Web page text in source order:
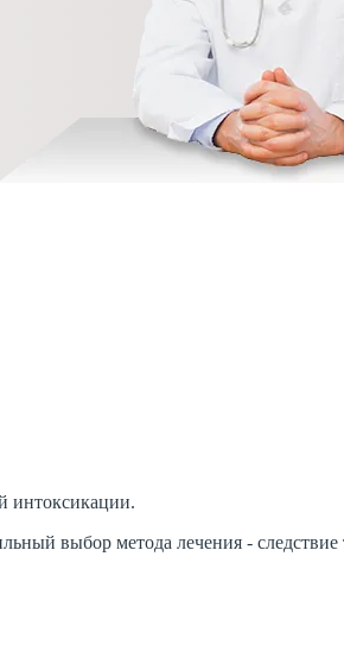
интоксикации.
выбор метода лечения - следствие